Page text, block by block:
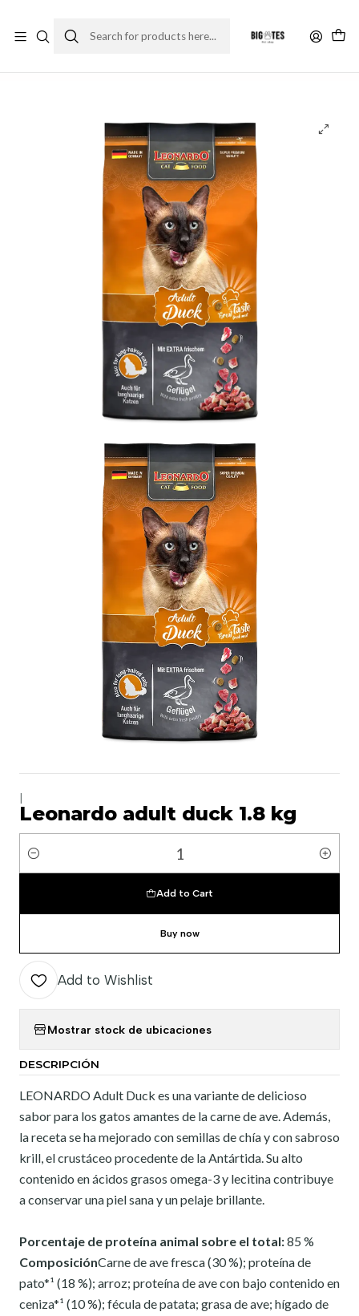
Leonardo adult duck 1.8 kg
Quantity
Add to Cart
Buy now
Add to Wishlist
Mostrar stock de ubicaciones
DESCRIPCIÓN
LEONARDO Adult Duck es una variante de delicioso
sabor para los gatos amantes de la carne de ave. Además,
la receta se ha mejorado con semillas de chía y con sabroso
krill, el crustáceo procedente de la Antártida. Su alto
contenido en ácidos grasos omega-3 y lecitina contribuye
a conservar una piel sana y un pelaje brillante.
Porcentaje de proteína animal sobre el total:85 %
ComposiciónCarne de ave fresca (30 %); proteína de
pato*¹ (18 %); arroz; proteína de ave con bajo contenido en
ceniza*¹ (10 %); fécula de patata; grasa de ave; hígado de